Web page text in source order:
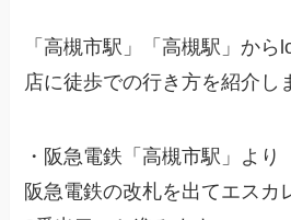
「高槻市駅」「高槻駅」か
店に徒歩での行き方を紹介し
・阪急電鉄「高槻市駅」より
阪急電鉄の改札を出てエスカ